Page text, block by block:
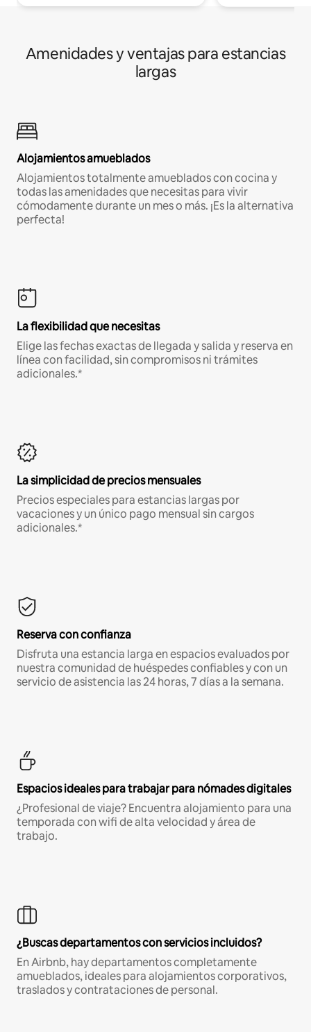
Amenidades y ventajas para estancias
largas
Alojamientos amueblados
Alojamientos totalmente amueblados con cocina y
todas las amenidades que necesitas para vivir
cómodamente durante un mes o más. ¡Es la alternativa
perfecta!
La flexibilidad que necesitas
Elige las fechas exactas de llegada y salida y reserva en
línea con facilidad, sin compromisos ni trámites
adicionales.*
La simplicidad de precios mensuales
Precios especiales para estancias largas por
vacaciones y un único pago mensual sin cargos
adicionales.*
Reserva con confianza
Disfruta una estancia larga en espacios evaluados por
nuestra comunidad de huéspedes confiables y con un
servicio de asistencia las 24 horas, 7 días a la semana.
Espacios ideales para trabajar para nómades digitales
¿Profesional de viaje? Encuentra alojamiento para una
temporada con wifi de alta velocidad y área de
trabajo.
¿Buscas departamentos con servicios incluidos?
En Airbnb, hay departamentos completamente
amueblados, ideales para alojamientos corporativos,
traslados y contrataciones de personal.